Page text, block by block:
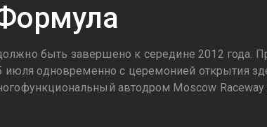
быть завершено к середине 2012 года.
июля одновременно с церемонией открытия
автодром Moscow